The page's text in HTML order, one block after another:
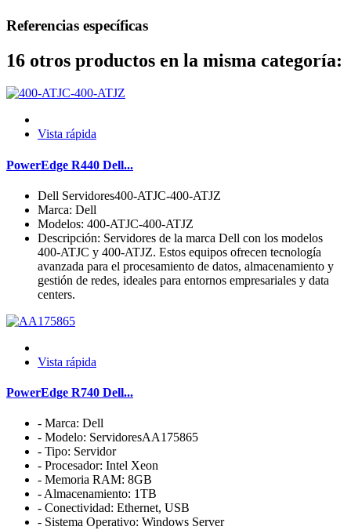
Referencias específicas
16 otros productos en la misma categoría:
Vista rápida
PowerEdge R440 Dell...
Dell Servidores400-ATJC-400-ATJZ
Marca: Dell
Modelos: 400-ATJC-400-ATJZ
Descripción: Servidores de la marca Dell con los modelos
400-ATJC y 400-ATJZ. Estos equipos ofrecen tecnología
avanzada para el procesamiento de datos, almacenamiento y
gestión de redes, ideales para entornos empresariales y data
centers.
Vista rápida
PowerEdge R740 Dell...
- Marca: Dell
- Modelo: ServidoresAA175865
- Tipo: Servidor
- Procesador: Intel Xeon
- Memoria RAM: 8GB
- Almacenamiento: 1TB
- Conectividad: Ethernet, USB
- Sistema Operativo: Windows Server